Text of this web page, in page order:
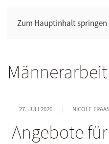
Zum Hauptinhalt springen
27. JULI 2026 NICOLE
Angebote